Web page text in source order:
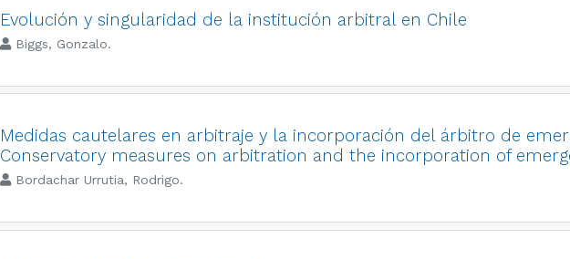
Evolución y singularidad de la institución arbitral en Chile
Biggs, Gonzalo.
Medidas cautelares en arbitraje y la incorporación del árbitro de
Conservatory measures on arbitration and the incorporation of
Bordachar Urrutia, Rodrigo.